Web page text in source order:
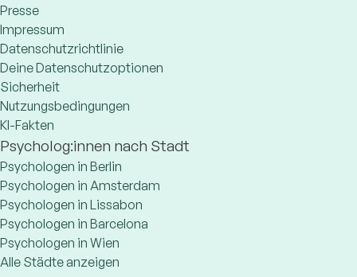
Presse
Impressum
Datenschutzrichtlinie
Deine Datenschutzoptionen
Sicherheit
Nutzungsbedingungen
KI-Fakten
Psycholog:innen nach Stadt
Psychologen in Berlin
Psychologen in Amsterdam
Psychologen in Lissabon
Psychologen in Barcelona
Psychologen in Wien
Alle Städte anzeigen